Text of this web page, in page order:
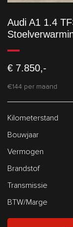
Audi A1 1.4
€ 7.850,-
€144 per maand
Kilometerstand
Bouwjaar
Vermogen
Brandstof
Transmissie
BTW/Marge